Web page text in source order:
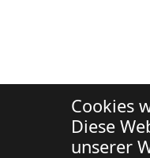
Cookies
Diese
unserer